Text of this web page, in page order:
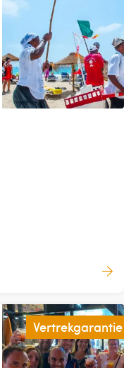
Vertrekgarantie